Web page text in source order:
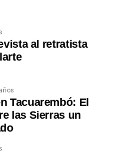
al retratista
Tacuarembó: El
las Sierras un